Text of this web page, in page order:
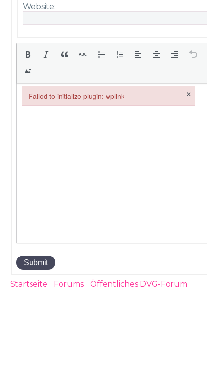
Website:
Submit
Startseite Forums Öffentliches DVG-Forum
Failed to initialize plugin: wplink ×
Failed to initialize plugin: wplink